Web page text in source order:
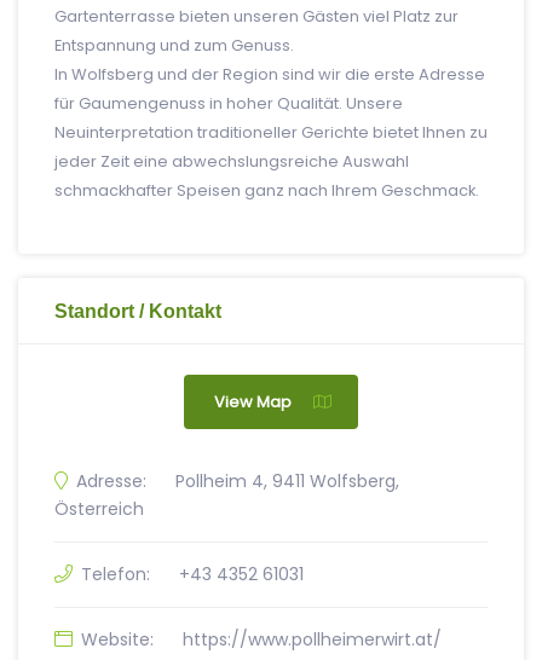
Gartenterrasse bieten unseren Gästen viel Platz zur
Entspannung und zum Genuss.
In Wolfsberg und der Region sind wir die erste Adresse
für Gaumengenuss in hoher Qualität. Unsere
Neuinterpretation traditioneller Gerichte bietet Ihnen zu
jeder Zeit eine abwechslungsreiche Auswahl
schmackhafter Speisen ganz nach Ihrem Geschmack.
Standort / Kontakt
View Map
Adresse:
Pollheim 4, 9411 Wolfsberg,
Österreich
Telefon: +43 4352 61031
Website: https://www.pollheimerwirt.at/